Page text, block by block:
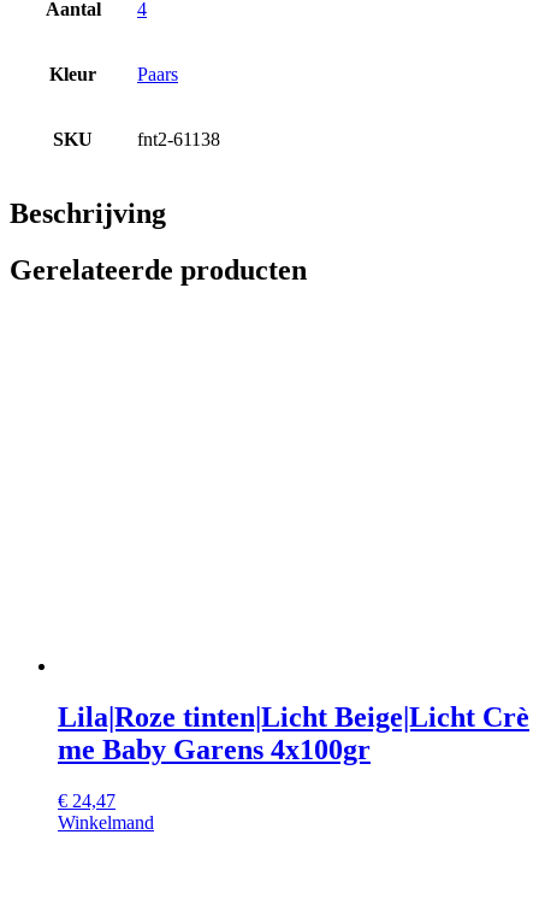
Aantal 4
Kleur Paars
SKU fnt2-61138
Beschrijving
Gerelateerde producten
Lila|Roze tinten|Licht Beige|Licht Crè
me Baby Garens 4x100gr
€ 24,47
Winkelmand